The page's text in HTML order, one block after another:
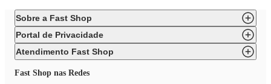
Sobre a Fast Shop
Portal de Privacidade
Atendimento Fast Shop
Fast Shop nas Redes